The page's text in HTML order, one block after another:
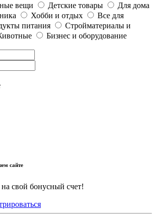
вещи Детские товары
Для дома
Хобби и отдых
Все для
питания
Стройматериалы и
Бизнес и оборудование
сайте
на свой бонусный счет!